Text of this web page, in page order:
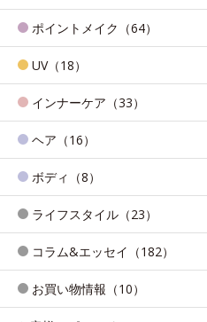
ポイントメイク（64）
UV（18）
インナーケア（33）
ヘア（16）
ボディ（8）
ライフスタイル（23）
コラム&エッセイ（182）
お買い物情報（10）